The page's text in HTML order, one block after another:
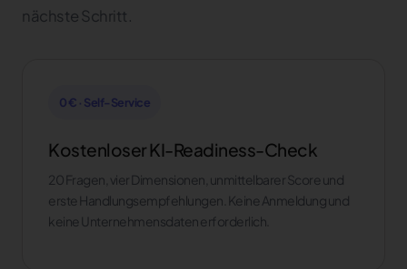
nächste Schritt.
0 € · Self-Service
Kostenloser KI-Readiness-Check
20 Fragen, vier Dimensionen, unmittelbarer Score und
erste Handlungsempfehlungen. Keine Anmeldung und
keine Unternehmensdaten erforderlich.